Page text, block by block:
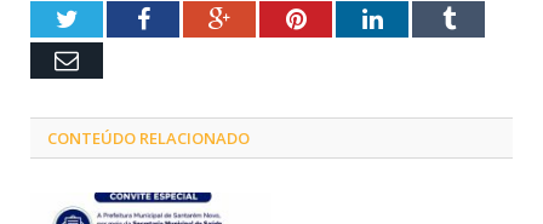
TwitterFacebookGoogle+PinterestLinkedInTumblr
Email
CONTEÚDO RELACIONADO